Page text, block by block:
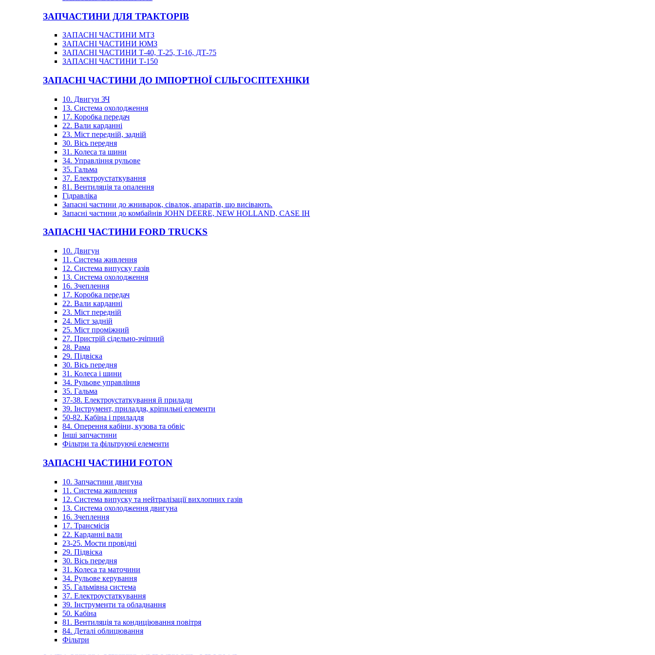
ЗАПЧАСТИНИ ДЛЯ ТРАКТОРІВ
ЗАПАСНІ ЧАСТИНИ МТЗ
ЗАПАСНІ ЧАСТИНИ ЮМЗ
ЗАПАСНІ ЧАСТИНИ Т-40, Т-25, Т-16, ДТ-75
ЗАПАСНІ ЧАСТИНИ Т-150
ЗАПАСНІ ЧАСТИНИ ДО ІМПОРТНОЇ СІЛЬГОСПТЕХНІКИ
10. Двигун ЗЧ
13. Система охолодження
17. Коробка передач
22. Вали карданні
23. Міст передній, задній
30. Вісь передня
31. Колеса та шини
34. Управління рульове
35. Гальма
37. Електроустаткування
81. Вентиляція та опалення
Гідравліка
Запасні частини до жниварок, сівалок, апаратів, що висівають.
Запасні частини до комбайнів JOHN DEERE, NEW HOLLAND, CASE IH
ЗАПАСНІ ЧАСТИНИ FORD TRUCKS
10. Двигун
11. Система живлення
12. Система випуску газів
13. Система охолодження
16. Зчеплення
17. Коробка передач
22. Вали карданні
23. Міст передній
24. Міст задній
25. Міст проміжний
27. Пристрій сідельно-зчіпний
28. Рама
29. Підвіска
30. Вісь передня
31. Колеса і шини
34. Рульове управління
35. Гальма
37-38. Електроустаткування й прилади
39. Інструмент, приладдя, кріпильні елементи
50-82. Кабіна і приладдя
84. Оперення кабіни, кузова та обвіс
Інші запчастини
Фільтри та фільтруючі елементи
ЗАПАСНІ ЧАСТИНИ FOTON
10. Запчастини двигуна
11. Система живлення
12. Система випуску та нейтралізації вихлопних газів
13. Система охолодження двигуна
16. Зчеплення
17. Трансмісія
22. Карданні вали
23-25. Мости провідні
29. Підвіска
30. Вісь передня
31. Колеса та маточини
34. Рульове керування
35. Гальмівна система
37. Електроустаткування
39. Інструменти та обладнання
50. Кабіна
81. Вентиляція та кондиціювання повітря
84. Деталі облицювання
Фільтри